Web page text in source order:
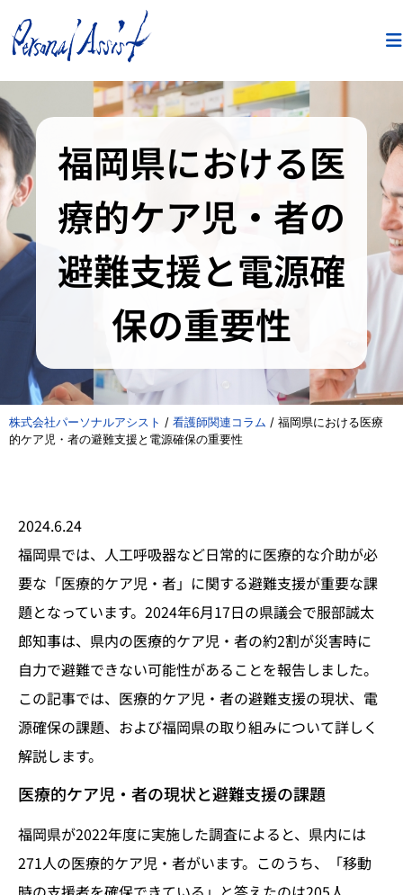
福岡県における医
療的ケア児・者の
避難支援と電源確
保の重要性
株式会社パーソナルアシスト / 看護師関連コラム / 福岡県における医療
的ケア児・者の避難支援と電源確保の重要性
2024.6.24
福岡県では、人工呼吸器など日常的に医療的な介助が必
要な「医療的ケア児・者」に関する避難支援が重要な課
題となっています。2024年6月17日の県議会で服部誠太
郎知事は、県内の医療的ケア児・者の約2割が災害時に
自力で避難できない可能性があることを報告しました。
この記事では、医療的ケア児・者の避難支援の現状、電
源確保の課題、および福岡県の取り組みについて詳しく
解説します。
医療的ケア児・者の現状と避難支援の課題
福岡県が2022年度に実施した調査によると、県内には
271人の医療的ケア児・者がいます。このうち、「移動